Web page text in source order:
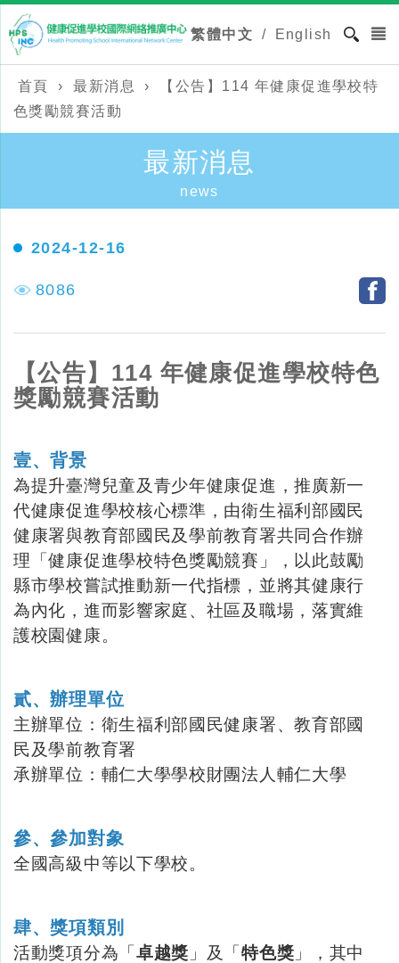
繁體中文 / English
首頁 › 最新消息 ›
【公告】114 年健康促進學校特
色獎勵競賽活動
最新消息
news
8086
2024-12-16
【公告】114 年健康促進學校特色
獎勵競賽活動
壹、背景
為提升臺灣兒童及青少年健康促進，推廣新一
代健康促進學校核心標準，由衛生福利部國民
健康署與教育部國民及學前教育署共同合作辦
理「健康促進學校特色獎勵競賽」，以此鼓勵
縣市學校嘗試推動新一代指標，並將其健康行
為內化，進而影響家庭、社區及職場，落實維
護校園健康。
貳、辦理單位
主辦單位：衛生福利部國民健康署、教育部國
民及學前教育署
承辦單位：輔仁大學學校財團法人輔仁大學
參、參加對象
全國高級中等以下學校。
肆、獎項類別
活動獎項分為「 卓越獎 」及「特色獎 」，其中